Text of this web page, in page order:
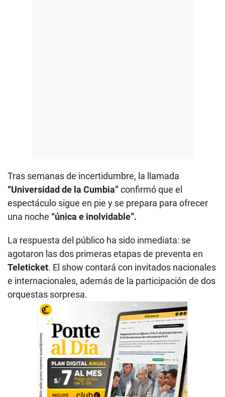
Tras semanas de incertidumbre, la llamada
“Universidad de la Cumbia”confirmó que el
espectáculo sigue en pie y se prepara para ofrecer
una noche “única e inolvidable”.
La respuesta del público ha sido inmediata: se
agotaron las dos primeras etapas de preventa en
Teleticket. El show contará con invitados nacionales
e internacionales, además de la participación de dos
orquestas sorpresa.